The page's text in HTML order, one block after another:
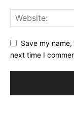
Save my
next time I